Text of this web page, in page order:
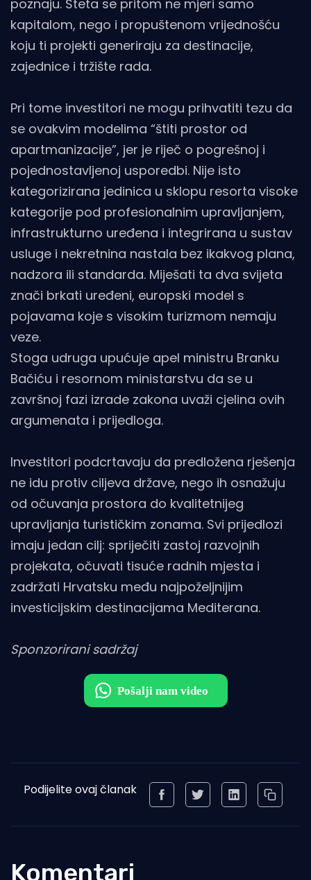
poznaju. Šteta se pritom ne mjeri samo
kapitalom, nego i propuštenom vrijednošću
koju ti projekti generiraju za destinacije,
zajednice i tržište rada.
Pri tome investitori ne mogu prihvatiti tezu da
se ovakvim modelima “štiti prostor od
apartmanizacije”, jer je riječ o pogrešnoj i
pojednostavljenoj usporedbi. Nije isto
kategorizirana jedinica u sklopu resorta visoke
kategorije pod profesionalnim upravljanjem,
infrastrukturno uređena i integrirana u sustav
usluge i nekretnina nastala bez ikakvog plana,
nadzora ili standarda. Miješati ta dva svijeta
znači brkati uređeni, europski model s
pojavama koje s visokim turizmom nemaju
veze.
Stoga udruga upućuje apel ministru Branku
Bačiću i resornom ministarstvu da se u
završnoj fazi izrade zakona uvaži cjelina ovih
argumenata i prijedloga.
Investitori podcrtavaju da predložena rješenja
ne idu protiv ciljeva države, nego ih osnažuju
od očuvanja prostora do kvalitetnijeg
upravljanja turističkim zonama. Svi prijedlozi
imaju jedan cilj: spriječiti zastoj razvojnih
projekata, očuvati tisuće radnih mjesta i
zadržati Hrvatsku među najpoželjnijim
investicijskim destinacijama Mediterana.
Sponzorirani sadržaj
Podijelite ovaj članak
Komentari